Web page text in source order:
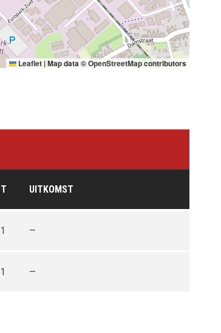
Leaflet |Map data ©OpenStreetMapcontributors
T UITKOMST
1 —
1 —